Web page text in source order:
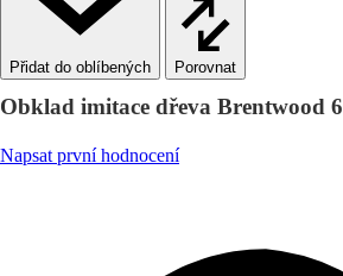
Porovnat
Obklad imitace dřeva Brentwood
Napsat první hodnocení